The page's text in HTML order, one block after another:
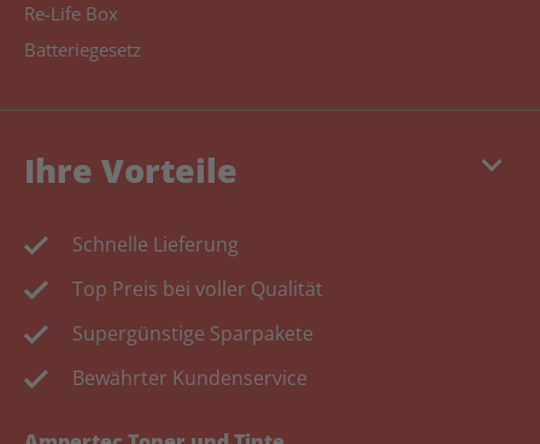
Re-Life Box
Batteriegesetz
keyboard_arrow_down
Ihre Vorteile
Schnelle Lieferung
Top Preis bei voller Qualität
Supergünstige Sparpakete
Bewährter Kundenservice